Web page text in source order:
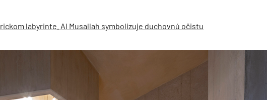
labyrinte. Al Musallah symbolizuje duchovnú očistu